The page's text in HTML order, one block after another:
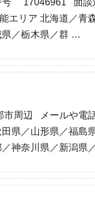
号 17046961 面談
エリア 北海道／青
県／栃木県／群 …
市周辺 メールや電
県／山形県／福島
神奈川県／新潟県